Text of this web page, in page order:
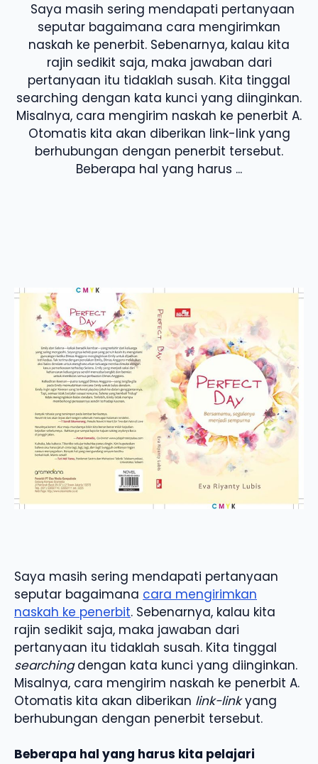
Saya masih sering mendapati pertanyaan
seputar bagaimana cara mengirimkan
naskah ke penerbit. Sebenarnya, kalau kita
rajin sedikit saja, maka jawaban dari
pertanyaan itu tidaklah susah. Kita tinggal
searching dengan kata kunci yang diinginkan.
Misalnya, cara mengirim naskah ke penerbit A.
Otomatis kita akan diberikan link-link yang
berhubungan dengan penerbit tersebut.
Beberapa hal yang harus ...
Saya masih sering mendapati pertanyaan
seputar bagaimana cara mengirimkan
naskah ke penerbit. Sebenarnya, kalau kita
rajin sedikit saja, maka jawaban dari
pertanyaan itu tidaklah susah. Kita tinggal
searchingdengan kata kunci yang diinginkan.
Misalnya, cara mengirim naskah ke penerbit A.
Otomatis kita akan diberikan link-linkyang
berhubungan dengan penerbit tersebut.
Beberapa hal yang harus kita pelajari